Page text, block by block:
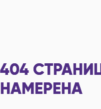
404
НАМЕРЕНА